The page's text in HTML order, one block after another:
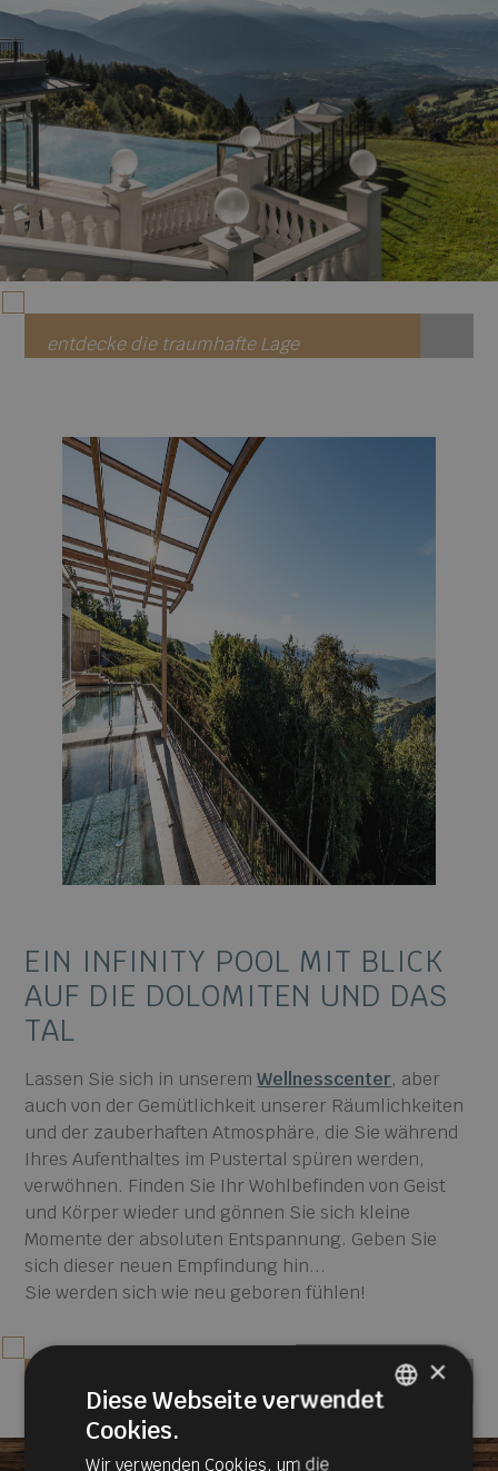
entdecke die traumhafte Lage
EIN INFINITY POOL MIT BLICK
AUF DIE DOLOMITEN UND DAS
TAL
Lassen Sie sich in unseremWellnesscenter, aber
auch von der Gemütlichkeit unserer Räumlichkeiten
und der zauberhaften Atmosphäre, die Sie während
Ihres Aufenthaltes im Pustertal spüren werden,
verwöhnen. Finden Sie Ihr Wohlbefinden von Geist
und Körper wieder und gönnen Sie sich kleine
Momente der absoluten Entspannung. Geben Sie
sich dieser neuen Empfindung hin...
Sie werden sich wie neu geboren fühlen!
entdecke den Wellnessbereich
×
Diese Webseite verwendet
Cookies.
Wir verwenden Cookies, um die